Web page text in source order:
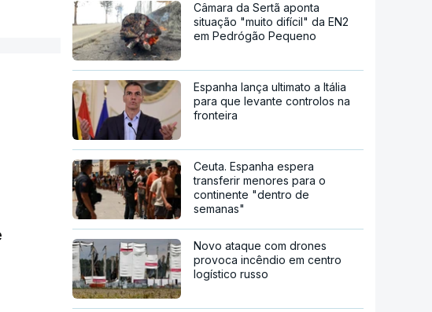
Câmara da Sertã aponta
situação "muito difícil" da EN2
em Pedrógão Pequeno
Espanha lança ultimato a Itália
para que levante controlos na
fronteira
Ceuta. Espanha espera
transferir menores para o
continente "dentro de
semanas"
Novo ataque com drones
provoca incêndio em centro
logístico russo